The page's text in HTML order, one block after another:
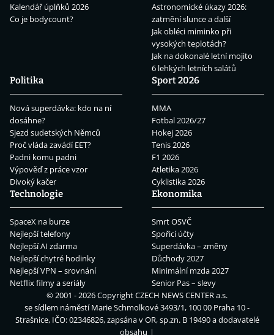
Kalendář úplňků 2026
Co je bodycount?
Astronomické úkazy 2026:
zatmění slunce a další
Jak obléci miminko při
vysokých teplotách?
Jak na dokonalé letní mojito
6 lehkých letních salátů
Politika
Nová superdávka: kdo na ní
dosáhne?
Sjezd sudetských Němců
Proč vláda zavádí EET?
Padni komu padni
Výpověď z práce vzor
Divoký kačer
Sport 2026
MMA
Fotbal 2026/27
Hokej 2026
Tenis 2026
F1 2026
Atletika 2026
Cyklistika 2026
Technologie
SpaceX na burze
Nejlepší telefony
Nejlepší AI zdarma
Nejlepší chytré hodinky
Nejlepší VPN – srovnání
Netflix filmy a seriály
Ekonomika
Smrt OSVČ
Spořicí účty
Superdávka – změny
Důchody 2027
Minimální mzda 2027
Senior Pas – slevy
© 2001 - 2026 CopyrightCZECH NEWS CENTER a.s.
se sídlem náměstí Marie Schmolkové 3493/1, 100 00 Praha 10 -
Strašnice, IČO: 02346826, zapsána v OR, sp.zn. B 19490 a dodavatelé
obsahu